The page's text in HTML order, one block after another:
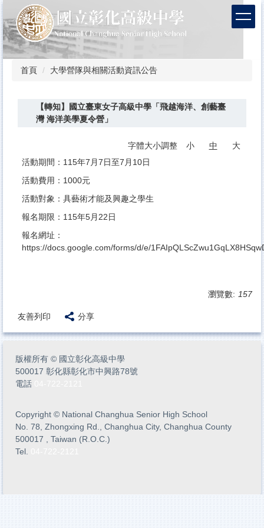
到
主
要
內
首頁 大學營隊與相關活動資訊公告
【轉知】國立臺東女子高級中學「飛越海洋、創藝臺
灣 海洋美學夏令營」
字體大小調整 小 中
大
活動期間：115年7月7日至7月10日
活動費用：1000元
活動對象：具藝術才能及興趣之學生
報名期限：115年5月22日
報名網址：
https://docs.google.com/forms/d/e/
瀏覽數: 157
友善列印 分享
版權所有 © 國立彰化高級中學
500017 彰化縣彰化市中興路78號
電話
Copyright © National Changhua Senior High School
No. 78, Zhongxing Rd., Changhua City, Changhua County
500017 , Taiwan (R.O.C.)
Tel.